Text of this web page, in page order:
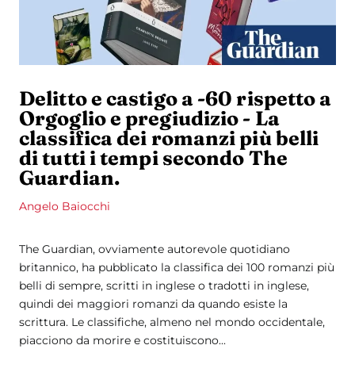
Delitto e castigo a -60 rispetto a
Orgoglio e pregiudizio - La
classifica dei romanzi più belli
di tutti i tempi secondo The
Guardian.
Angelo Baiocchi
The Guardian, ovviamente autorevole quotidiano
britannico, ha pubblicato la classifica dei 100 romanzi più
belli di sempre, scritti in inglese o tradotti in inglese,
quindi dei maggiori romanzi da quando esiste la
scrittura. Le classifiche, almeno nel mondo occidentale,
piacciono da morire e costituiscono...